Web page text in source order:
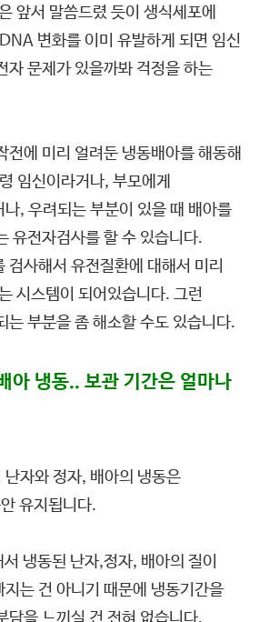
앞서 말씀드렸 듯이 생식세포에
변화를 이미 유발하게 되면 임신
자 문제가 있을까봐 걱정을 하는
전에 미리 얼려둔 냉동배아를 해동해
임신이라거나, 부모에게
, 우려되는 부분이 있을 때 배아를
유전자검사를 할 수 있습니다.
검사해서 유전질환에 대해서 미리
시스템이 되어있습니다. 그런
는 부분을 좀 해소할 수도 있습니다.
아 냉동.. 보관 기간은 얼마나
자와 정자, 배아의 냉동은
유지됩니다.
냉동된 난자,정자, 배아의 질이
지는 건 아니기 때문에 냉동기간을
담을 느끼실 건 전혀 없습니다.